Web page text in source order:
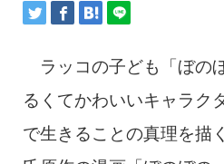
ラッコの子ども「ぼの
るくてかわいいキャラク
で生きることの真理を描